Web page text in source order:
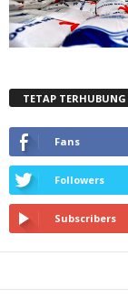
TETAP TERHUBUNG
Fans
Followers
Subscribers